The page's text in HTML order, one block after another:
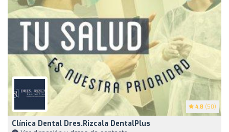
4.8 (50)
Clínica Dental Dres.Rizcala DentalPlus